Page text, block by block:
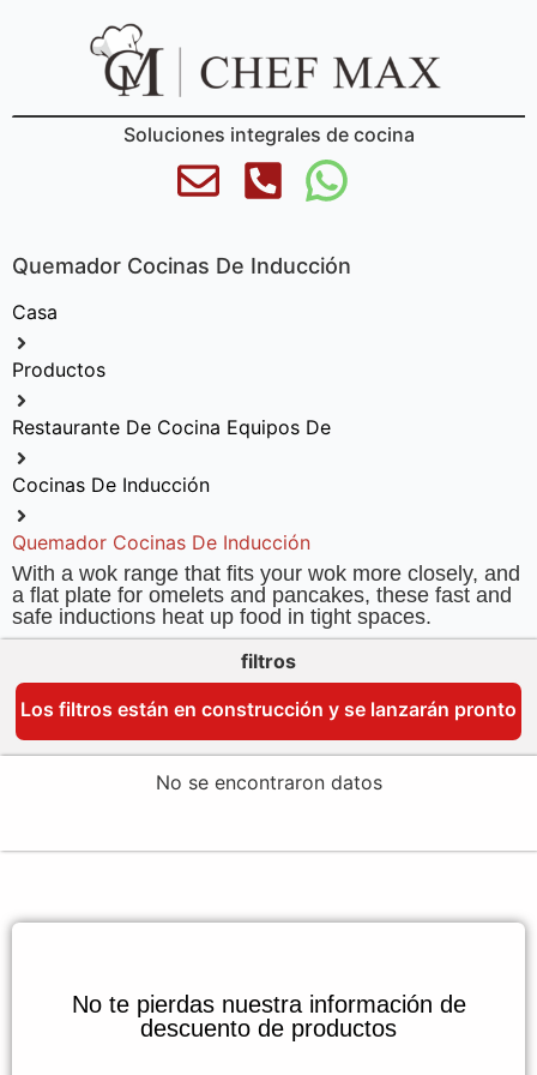
Soluciones integrales de cocina
Quemador Cocinas De Inducción
Casa
Productos
Restaurante De Cocina Equipos De
Cocinas De Inducción
Quemador Cocinas De Inducción
With a wok range that fits your wok more closely, and
a flat plate for omelets and pancakes, these fast and
safe inductions heat up food in tight spaces.
filtros
Los filtros están en construcción y se lanzarán pronto
No te pierdas nuestra información de
descuento de productos
No se encontraron datos